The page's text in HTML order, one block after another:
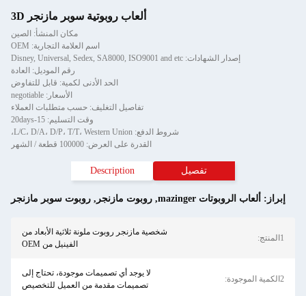
ألعاب روبوتية سوبر مازنجر 3D
مكان المنشأ: الصين
اسم العلامة التجارية: OEM
إصدار الشهادات: Disney, Universal, Sedex, SA8000, ISO9001 and etc
رقم الموديل: العادة
الحد الأدنى لكمية: قابل للتفاوض
الأسعار: negotiable
تفاصيل التغليف: حسب متطلبات العملاء
وقت التسليم: 15-20days
شروط الدفع: L/C، D/A، D/P، T/T، Western Union،
القدرة على العرض: 100000 قطعة / الشهر
تفصيل Description
إبراز: ألعاب الروبوتات mazinger , روبوت مازنجر , روبوت سوبر مازنجر
1المنتج:
شخصية مازنجر روبوت ملونة ثلاثية الأبعاد من
الفينيل من OEM
2الكمية الموجودة:
لا يوجد أي تصميمات موجودة، تحتاج إلى
تصميمات مقدمة من العميل للتخصيص